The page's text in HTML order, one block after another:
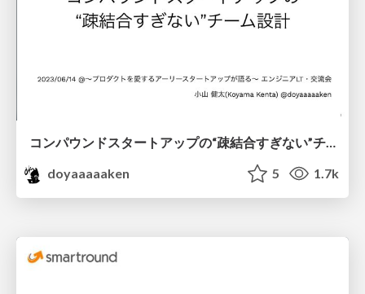
コンパウンドスタートアップの“疎結合すぎない”チーム設計
doyaaaaaken
5 1.7k